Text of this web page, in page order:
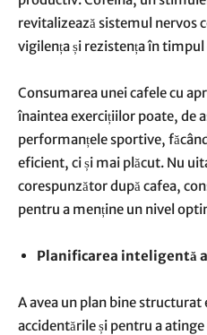
revitalizează sistemul nervos
vigilența și rezistența în
Consumarea unei cafele cu
înaintea exercițiilor poate, de
performanțele sportive,
eficient, ci și mai plăcut. Nu
corespunzător după cafea,
pentru a menține un nivel
Planificarea inteligentă
A avea un plan bine
accidentările și pentru a